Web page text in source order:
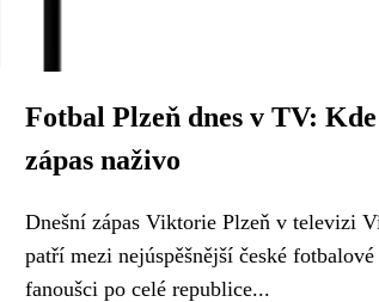
Fotbal Plzeň dnes v TV:
zápas naživo
Dnešní zápas Viktorie Plzeň v televizi
patří mezi nejúspěšnější české
fanoušci po celé republice...